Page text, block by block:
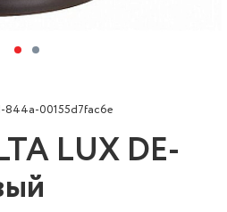
844a-00155d7fac6e
LUX DE-